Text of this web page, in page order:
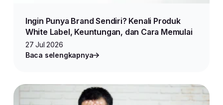
Ingin Punya Brand Sendiri? Kenali Produk
White Label, Keuntungan, dan Cara Memulai
27 Jul 2026
Baca selengkapnya